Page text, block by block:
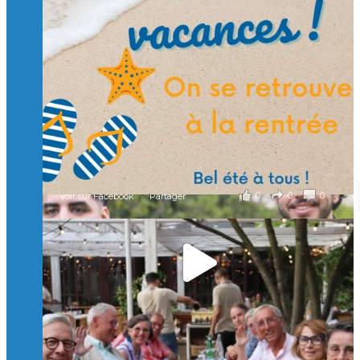
et contribuons ensemble à former les générations
d’ingénieurs de demain. 🙏
Merci à tous !
🎯 Taxe d’apprentissage 2026 : avec l'Isep, investissez pour
un numérique au service de l'humain !
À l’Isep, nous formons des ingénieurs, des bachelors, des
Mastères Spécialisés, qui allient excellence technologique et
valeurs humaines, au cœur de notre pro
...Voir plus
il y a 2 mois
0 0 0
Voir sur Facebook · Partager
🚀Afterwork à Genève 🚀
🥳 Le 22 avril dernier, 14 Alumni vivant / travaillant
en Suisse ont partagé un moment convivial de
retrouvailles et d'échanges !
Merci à tous pour votre présence et à Alexandre